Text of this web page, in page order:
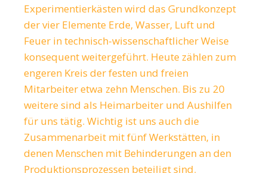
Experimentierkästen wird das Grundkonzept
der vier Elemente Erde, Wasser, Luft und
Feuer in technisch-wissenschaftlicher Weise
konsequent weitergeführt. Heute zählen zum
engeren Kreis der festen und freien
Mitarbeiter etwa zehn Menschen. Bis zu 20
weitere sind als Heimarbeiter und Aushilfen
für uns tätig. Wichtig ist uns auch die
Zusammenarbeit mit fünf Werkstätten, in
denen Menschen mit Behinderungen an den
Produktionsprozessen beteiligt sind.